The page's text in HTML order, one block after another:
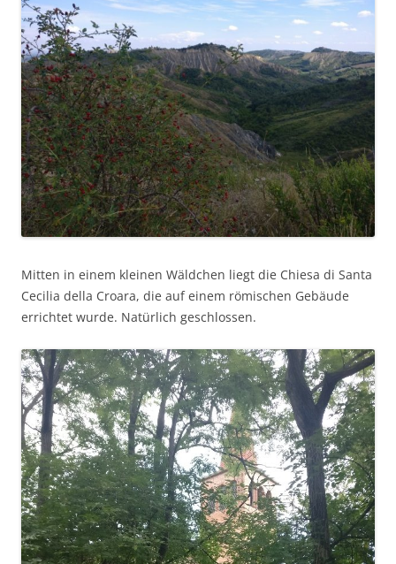
Mitten in einem kleinen Wäldchen liegt die Chiesa di Santa
Cecilia della Croara, die auf einem römischen Gebäude
errichtet wurde. Natürlich geschlossen.